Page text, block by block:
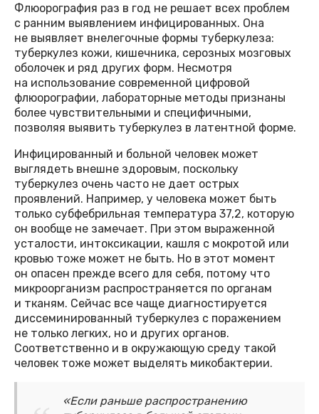
Флюорография раз в год не решает всех проблем
с ранним выявлением инфицированных. Она
не выявляет внелегочные формы туберкулеза:
туберкулез кожи, кишечника, серозных мозговых
оболочек и ряд других форм. Несмотря
на использование современной цифровой
флюорографии, лабораторные методы признаны
более чувствительными и специфичными,
позволяя выявить туберкулез в латентной форме.
Инфицированный и больной человек может
выглядеть внешне здоровым, поскольку
туберкулез очень часто не дает острых
проявлений. Например, у человека может быть
только субфебрильная температура 37,2, которую
он вообще не замечает. При этом выраженной
усталости, интоксикации, кашля с мокротой или
кровью тоже может не быть. Но в этот момент
он опасен прежде всего для себя, потому что
микроорганизм распространяется по органам
и тканям. Сейчас все чаще диагностируется
диссеминированный туберкулез с поражением
не только легких, но и других органов.
Соответственно и в окружающую среду такой
человек тоже может выделять микобактерии.
«Если раньше распространению